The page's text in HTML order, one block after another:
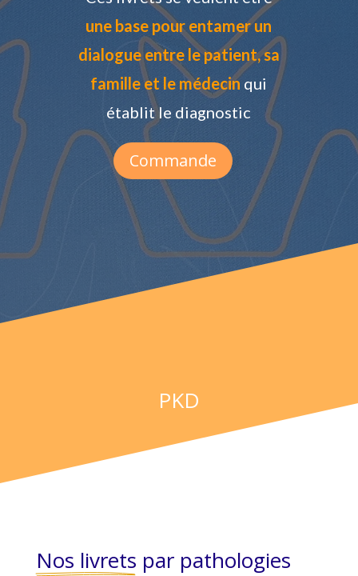
une base pour entamer un
dialogue entre le patient, sa
famille et le médecin qui
établit le diagnostic
Commande
Cystinurie
Nos livrets par pathologies